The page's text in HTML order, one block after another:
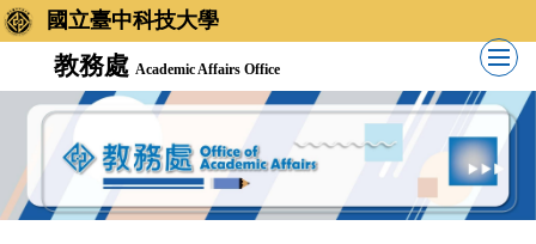
國立臺中科技大學
教務處 Academic Affairs Office